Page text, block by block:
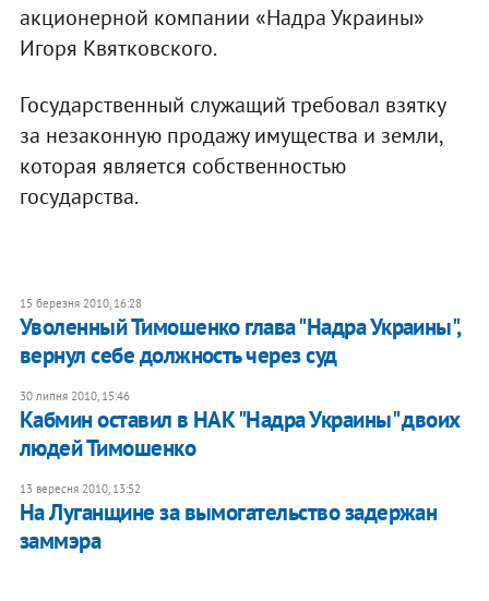
акционерной компании «Надра Украины»
Игоря Квятковского.
Государственный служащий требовал взятку
за незаконную продажу имущества и земли,
которая является собственностью
государства.
15 березня 2010, 16:28
Уволенный Тимошенко глава "Надра Украины",
вернул себе должность через суд
30 липня 2010, 15:46
Кабмин оставил в НАК "Надра Украины" двоих
людей Тимошенко
13 вересня 2010, 13:52
На Луганщине за вымогательство задержан
заммэра